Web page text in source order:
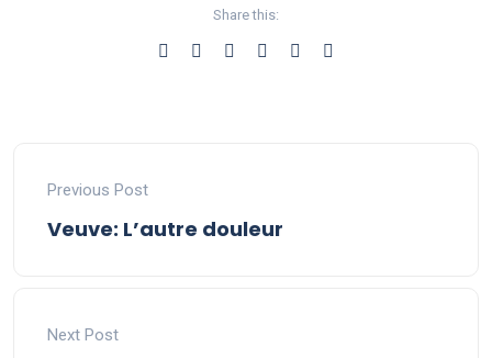
Share this:
Previous Post
Veuve: L’autre douleur
Next Post